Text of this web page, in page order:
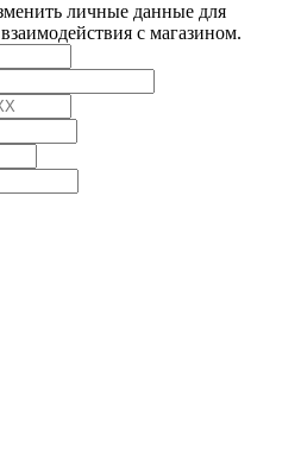
личные данные для
с магазином.